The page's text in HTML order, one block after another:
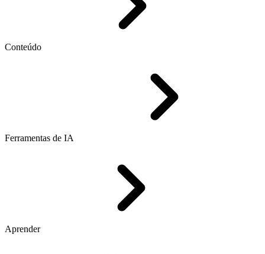
Conteúdo
Ferramentas de IA
Aprender